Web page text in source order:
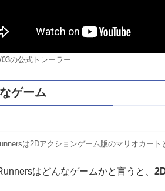
の公式トレーラー
ゲーム
は2Dアクションゲーム版のマリオカート
はどんなゲームかと言うと、